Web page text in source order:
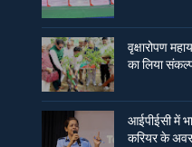
वृक्षारोपण
का लिया
आईपीईसी में
करियर के